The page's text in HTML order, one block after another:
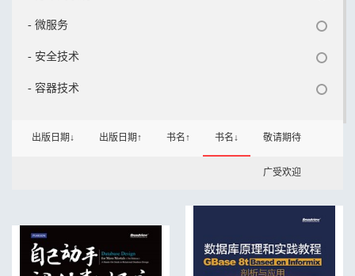
- 微服务
- 安全技术
- 容器技术
出版日期↓ 出版日期↑ 书名↑ 书名↓ 敬请期待
广受欢迎